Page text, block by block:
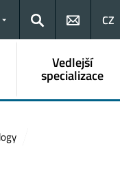
pro uživatele
Hledat
CZ
Vedlejší
specializace